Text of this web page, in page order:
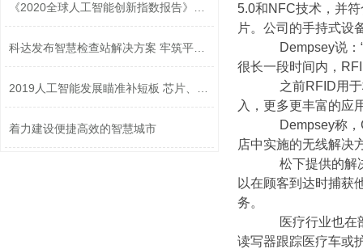
着力建设便捷高效的智慧城市
5.0和NFC技术，并
片。公司的手持式设
Dempsey说：“
很长一段时间内，
之前RFID用于标
入，更多更丰富的应
Dempsey称，
店中实施的无线解决
松下提供的解决
以在顾客到达时捕获
务。
医疗行业也在部
读写器跟踪医疗车或